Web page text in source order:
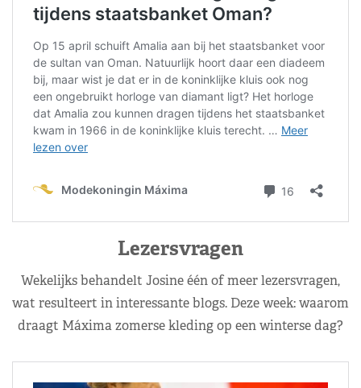
Lezersvragen
Wekelijks behandelt Josine één of meer lezersvragen,
wat resulteert in interessante blogs. Deze week: waarom
draagt Máxima zomerse kleding op een winterse dag?